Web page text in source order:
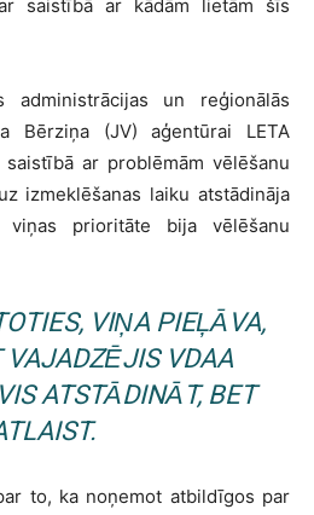
saistībā ar kādām lietām šīs
administrācijas un reģionālās
Bērziņa (JV) aģentūrai LETA
ar problēmām vēlēšanu
izmeklēšanas laiku atstādināja
viņas prioritāte bija vēlēšanu
VIŅA PIEĻĀVA,
VAJADZĒJIS VDAA
ATSTĀDINĀT, BET
to, ka noņemot atbildīgos par